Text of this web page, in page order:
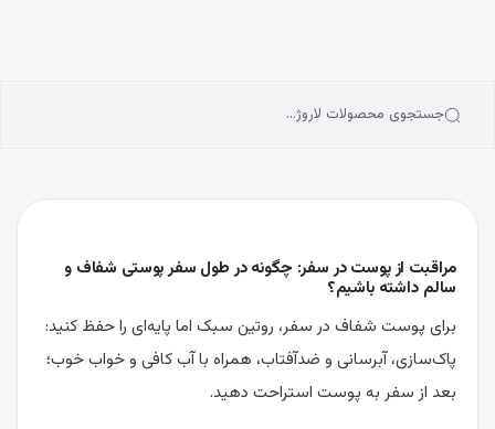
پیگیری سفارشات
جستجوی محصولات لاروژ…
مراقبت از پوست در سفر: چگونه در طول سفر پوستی شفاف و
سالم داشته باشیم؟
برای پوست شفاف در سفر، روتین سبک اما پایه‌ای را حفظ کنید:
پاک‌سازی، آبرسانی و ضدآفتاب، همراه با آب کافی و خواب خوب؛
بعد از سفر به پوست استراحت دهید.